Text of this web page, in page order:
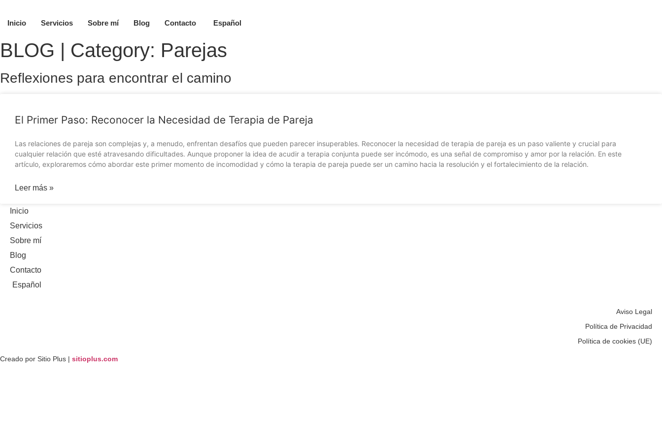
Inicio Servicios Sobre mí Blog Contacto Español
BLOG | Category: Parejas
Reflexiones para encontrar el camino
El Primer Paso: Reconocer la Necesidad de Terapia de Pareja
Las relaciones de pareja son complejas y, a menudo, enfrentan desafíos que pueden parecer insuperables. Reconocer la necesidad de terapia de pareja es un paso valiente y crucial para
cualquier relación que esté atravesando dificultades. Aunque proponer la idea de acudir a terapia conjunta puede ser incómodo, es una señal de compromiso y amor por la relación. En este
artículo, exploraremos cómo abordar este primer momento de incomodidad y cómo la terapia de pareja puede ser un camino hacia la resolución y el fortalecimiento de la relación.
Leer más »
Inicio
Servicios
Sobre mí
Blog
Contacto
Español
Aviso Legal
Política de Privacidad
Política de cookies (UE)
Creado por Sitio Plus | sitioplus.com